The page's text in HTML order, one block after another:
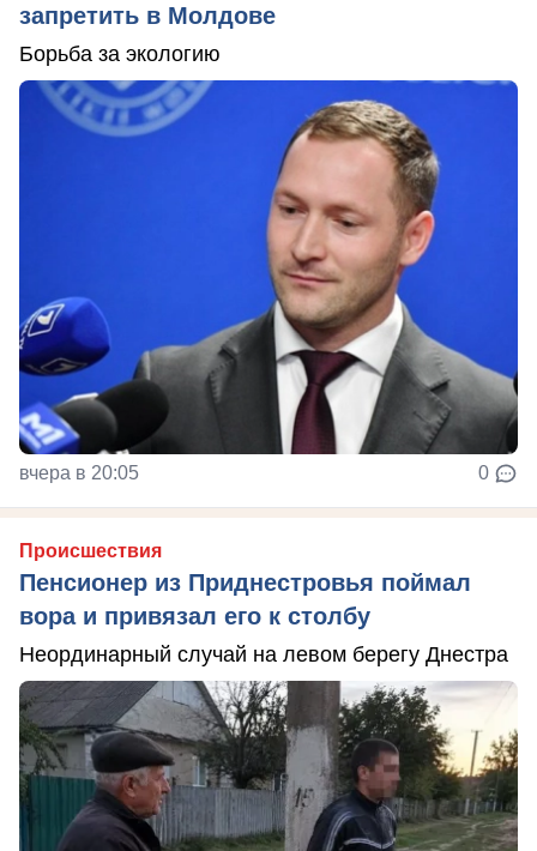
запретить в Молдове
Борьба за экологию
вчера в 20:05 0
Происшествия
Пенсионер из Приднестровья поймал
вора и привязал его к столбу
Неординарный случай на левом берегу Днестра